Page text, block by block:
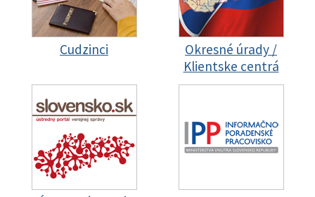
Cudzinci
Okresné úrady /
Klientske centrá